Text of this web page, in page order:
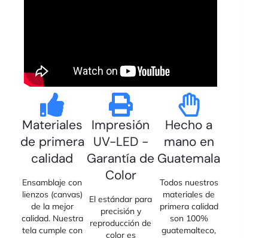
Materiales
de primera
calidad
Ensamblaje con
lienzos (canvas)
de la mejor
calidad. Nuestra
tela cumple con
Impresión
UV-LED -
Garantía de
Color
El estándar para
precisión y
reproducción de
color es
Hecho a
mano en
Guatemala
Todos nuestros
materiales de
primera calidad
son 100%
guatemalteco,